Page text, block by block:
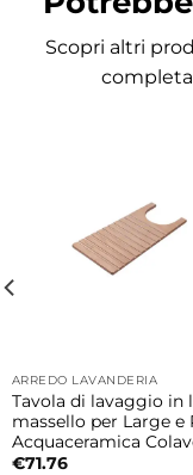
per utilizzi più
domestica.
Finitura
La finitura
effetto
l’interno
ed eleganza,
Design
La collezione
Alessandro
essenziali,
Scopri altri
ARREDO LAVANDERIA
Tavola di lavaggio in
massello per Large e
Acquaceramica
€71.76